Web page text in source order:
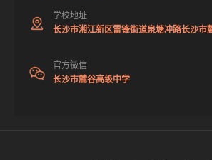
学校地址
长沙市湘江新区雷锋街道泉塘冲路长沙市
官方微信
长沙市麓谷高级中学